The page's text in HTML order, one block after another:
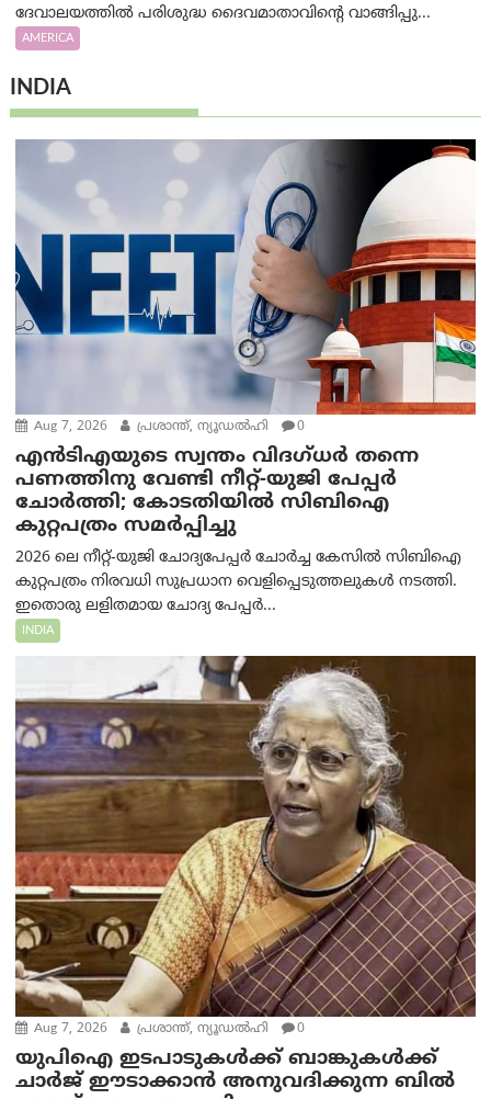
ദേവാലയത്തിൽ പരിശുദ്ധ ദൈവമാതാവിന്റെ വാങ്ങിപ്പു...
AMERICA
INDIA
Aug 7, 2026 പ്രശാന്ത്, ന്യൂഡല്‍ഹി 0
എൻ‌ടി‌എയുടെ സ്വന്തം വിദഗ്ധർ തന്നെ
പണത്തിനു വേണ്ടി നീറ്റ്-യു‌ജി പേപ്പർ
ചോർത്തി; കോടതിയില്‍ സിബിഐ
കുറ്റപത്രം സമര്‍പ്പിച്ചു
2026 ലെ നീറ്റ്-യുജി ചോദ്യപേപ്പർ ചോർച്ച കേസിൽ സിബിഐ
കുറ്റപത്രം നിരവധി സുപ്രധാന വെളിപ്പെടുത്തലുകൾ നടത്തി.
ഇതൊരു ലളിതമായ ചോദ്യ പേപ്പർ...
INDIA
Aug 7, 2026 പ്രശാന്ത്, ന്യൂഡല്‍ഹി 0
യുപിഐ ഇടപാടുകൾക്ക് ബാങ്കുകൾക്ക്
ചാർജ് ഈടാക്കാൻ അനുവദിക്കുന്ന ബിൽ